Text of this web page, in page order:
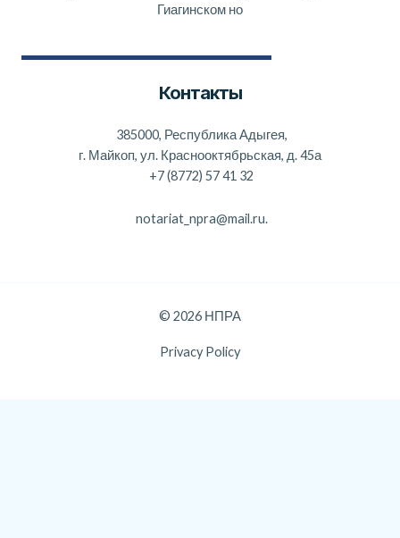
Гиагинском но
Контакты
385000, Республика Адыгея,
г. Майкоп, ул. Краснооктябрьская, д. 45а
+7 (8772) 57 41 32
notariat_npra@mail.ru.
© 2026 НПРА
Privacy Policy